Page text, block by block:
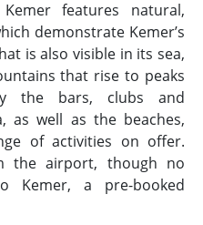
features natural,
demonstrate Kemer’s
is also visible in its sea,
that rise to peaks
the bars, clubs and
as well as the beaches,
of activities on offer.
the airport, though no
Kemer, a pre-booked